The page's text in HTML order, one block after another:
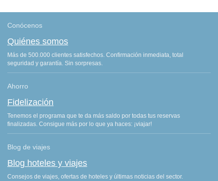
Conócenos
Quiénes somos
Más de 500.000 clientes satisfechos. Confirmación inmediata, total
seguridad y garantía. Sin sorpresas.
Ahorro
Fidelización
Tenemos el programa que te da más saldo por todas tus reservas
finalizadas. Consigue más por lo que ya haces: ¡viajar!
Blog de viajes
Blog hoteles y viajes
Consejos de viajes, ofertas de hoteles y últimas noticias del sector.